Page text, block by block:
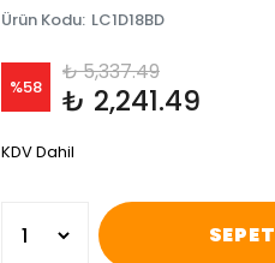
Ürün Kodu: LC1D18BD
%58
₺ 5,337.49
₺ 2,241.49
KDV Dahil